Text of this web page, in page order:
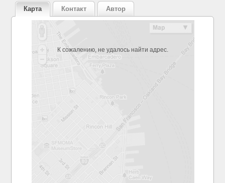
Карта Контакт Автор
К сожалению, не удалось найти адрес.